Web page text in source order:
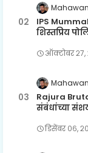
IPS
शिस्तप्रिय
ऑक्टोबर २७,
Rajura
संबंधांच्या
डिसेंबर ०६,